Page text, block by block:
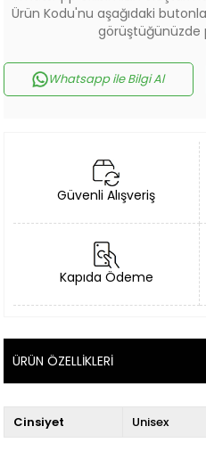
Ürün Kodu'nu aşağıdaki
görüştüğünüzde
Whatsapp ile Bilgi Al
Güvenli Alışveriş
Kapıda Ödeme
ÜRÜN ÖZELLIKLERI
Cinsiyet Unisex